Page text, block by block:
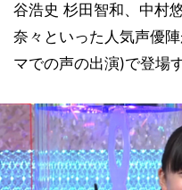
谷浩史 杉田智和、中村
奈々といった人気声優
マでの声の出演)で登場す